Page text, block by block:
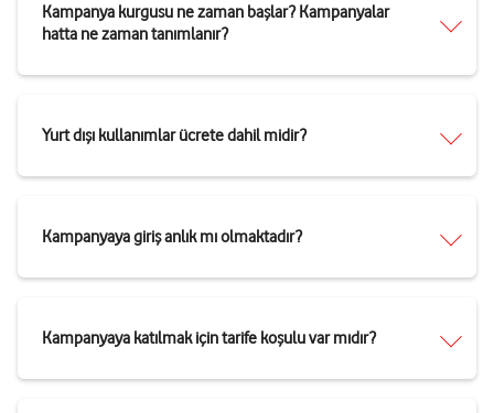
Kampanya kurgusu ne zaman başlar? Kampanyalar
hatta ne zaman tanımlanır?
Yurt dışı kullanımlar ücrete dahil midir?
Kampanyaya giriş anlık mı olmaktadır?
Kampanyaya katılmak için tarife koşulu var mıdır?